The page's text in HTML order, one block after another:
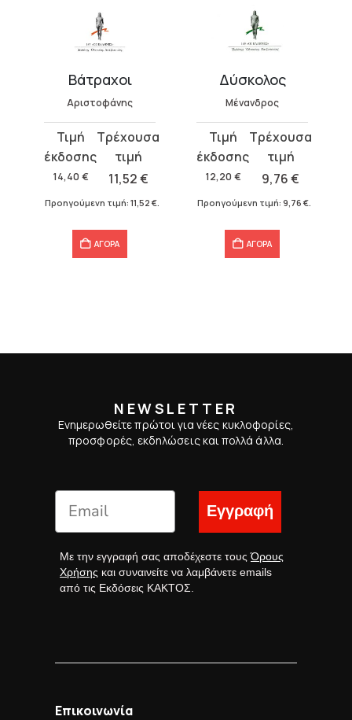
Βάτραχοι
Αριστοφάνης
14,40 €
Original
price
was:
14,40 €.
11,52€
τρέχουσα
τιμή
Προηγούμενη τιμή: 11,52 €.
ΑΓΟΡΑ
Δύσκολος
Μένανδρος
12,20 €
Original
price
was:
12,20 €.
9,76€
τρέχουσα
τιμή
Προηγούμενη τιμή: 9,76 €
ΑΓΟΡΑ
NEWSLETTER
Ενημερωθείτε πρώτοι για νέες κυκλοφορίες,
προσφορές, εκδηλώσεις και πολλά άλλα.
Εγγραφή
Με την εγγραφή σας αποδέχεστε τουςΌρους
Χρήσης και συναινείτε να λαμβάνετε emails
από τις Εκδόσεις ΚΑΚΤΟΣ.
Επικοινωνία